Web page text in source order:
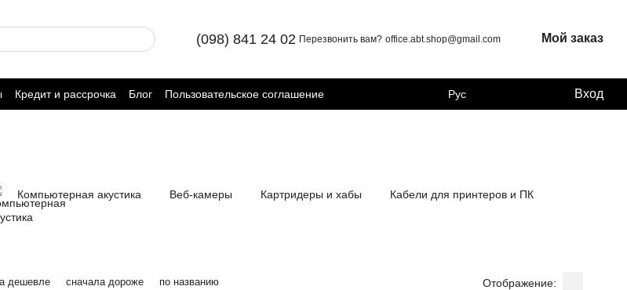
(098) 841 24 02 Перезвонить вам? office.abt.shop@gmail.com Мой заказ
Кредит и рассрочка Блог
Пользовательское соглашение
Рус Вход
Компьютерная акустика Веб-камеры Картридеры и хабы Кабели для принтеров и ПК
дешевле сначала дороже по названию Отображение: